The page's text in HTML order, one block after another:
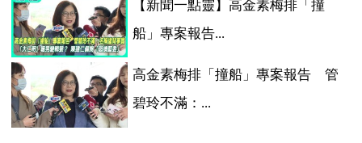
【新聞一點靈】高金素梅排「撞
船」專案報告...
高金素梅排「撞船」專案報告 管
碧玲不滿：...